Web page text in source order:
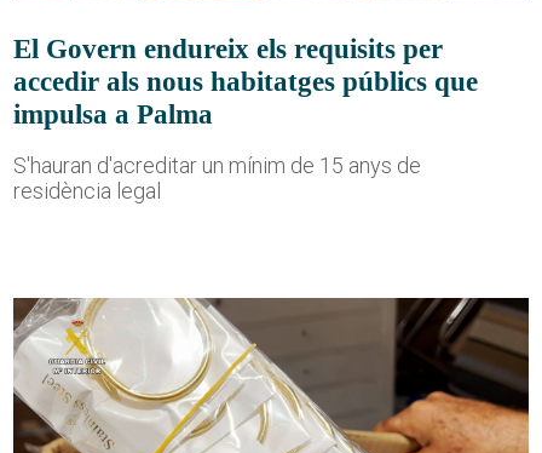
El Govern endureix els requisits per
accedir als nous habitatges públics que
impulsa a Palma
S'hauran d'acreditar un mínim de 15 anys de
residència legal